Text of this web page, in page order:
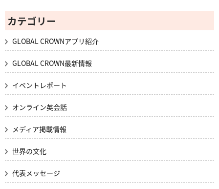
カテゴリー
GLOBAL CROWNアプリ紹介
GLOBAL CROWN最新情報
イベントレポート
オンライン英会話
メディア掲載情報
世界の文化
代表メッセージ